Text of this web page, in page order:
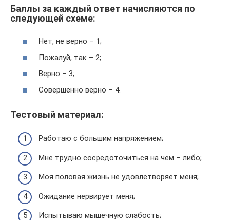
Баллы за каждый ответ начисляются по
следующей схеме:
Нет, не верно – 1;
Пожалуй, так – 2;
Верно – 3;
Совершенно верно – 4.
Тестовый материал:
Работаю с большим напряжением;
Мне трудно сосредоточиться на чем – либо;
Моя половая жизнь не удовлетворяет меня;
Ожидание нервирует меня;
Испытываю мышечную слабость;